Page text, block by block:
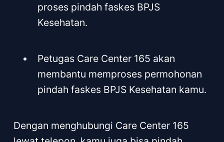
proses pindah faskes BPJS
Kesehatan.
Petugas Care Center 165 akan
membantu memproses permohonan
pindah faskes BPJS Kesehatan kamu.
Dengan menghubungi Care Center 165